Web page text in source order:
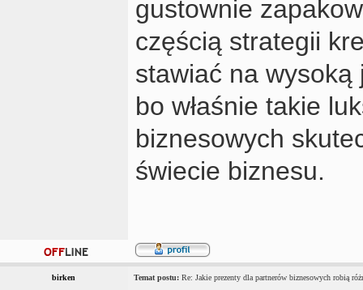
gustownie
częścią strategii
stawiać na
bo właśnie takie
biznesowych
świecie biznesu.
birken Temat postu: Re: Jakie prezenty dla partnerów biznesowych robią